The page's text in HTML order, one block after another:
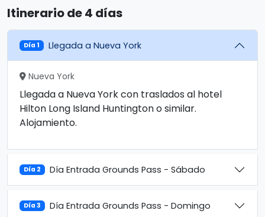
Itinerario de 4 días
Día 1 Llegada a Nueva York
Nueva York
Llegada a Nueva York con traslados al hotel
Hilton Long Island Huntington o similar.
Alojamiento.
Día 2 Día Entrada Grounds Pass - Sábado
Día 3 Día Entrada Grounds Pass - Domingo